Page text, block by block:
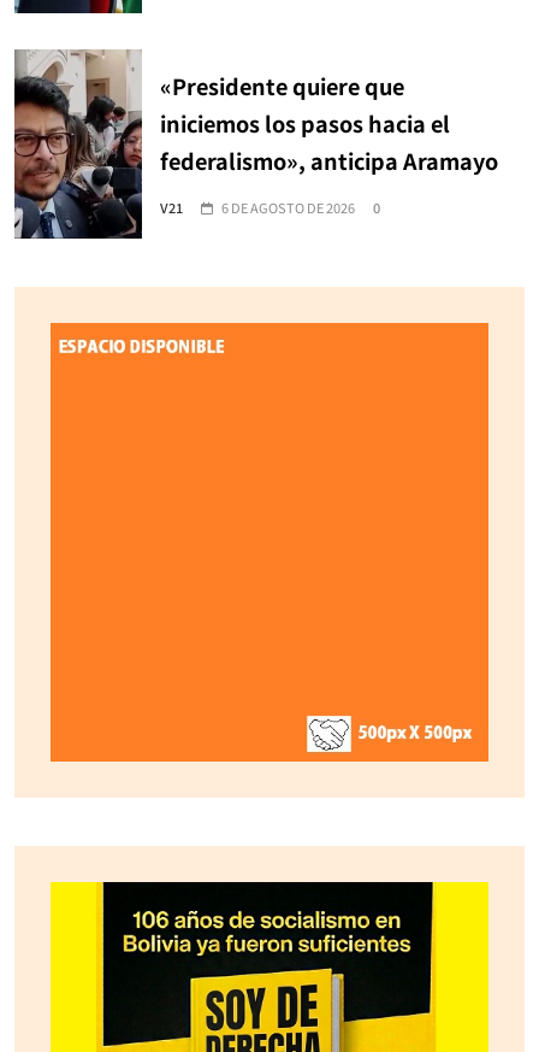
«Presidente quiere que
iniciemos los pasos hacia el
federalismo», anticipa Aramayo
V21 6 DE AGOSTO DE 2026 0